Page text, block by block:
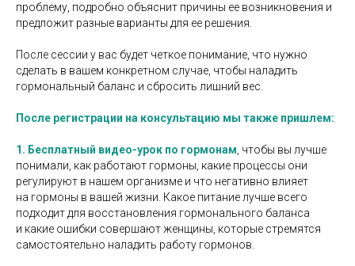
проблему, подробно объяснит причины ее возникновения и
предложит разные варианты для ее решения.
После сессии у вас будет четкое понимание, что нужно
сделать в вашем конкретном случае, чтобы наладить
гормональный баланс и сбросить лишний вес.
После регистрации на консультацию мы также пришлем:
1. Бесплатный видео-урок по гормонам, чтобы вы лучше
понимали, как работают гормоны, какие процессы они
регулируют в нашем организме и что негативно влияет
на гормоны в вашей жизни. Какое питание лучше всего
подходит для восстановления гормонального баланса
и какие ошибки совершают женщины, которые стремятся
самостоятельно наладить работу гормонов.